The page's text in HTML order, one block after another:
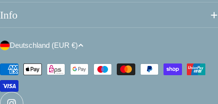
Info
L
d
/
Deutschland (EUR €)
Zahlungsmethoden